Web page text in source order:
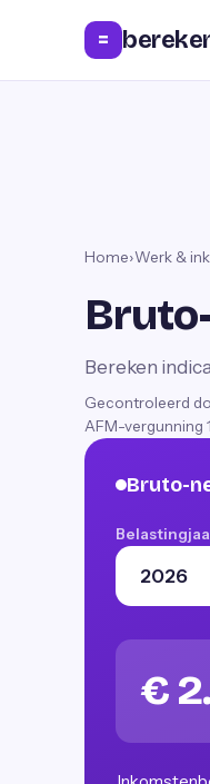
=
Home›Werk &
Bereken
Gecontroleerd
AFM-vergunning
Bruto-
€